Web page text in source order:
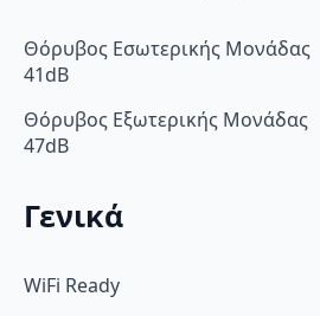
Θόρυβος Εσωτερικής Μονάδας
41dB
Θόρυβος Εξωτερικής Μονάδας
47dB
Γενικά
WiFi Ready